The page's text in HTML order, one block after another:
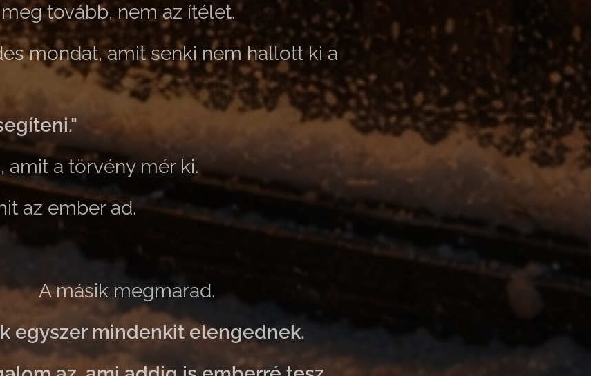
tovább, nem az ítélet.
mondat, amit senki nem hallott ki a
amit a törvény mér ki.
az ember ad.
A másik megmarad.
egyszer mindenkit elengednek.